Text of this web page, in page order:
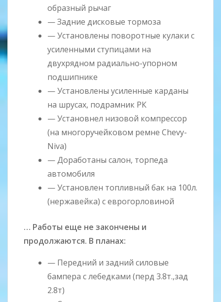
образный рычаг
— Задние дисковые тормоза
— Установлены поворотные кулаки с
усиленными ступицами на
двухрядном радиально-упорном
подшипнике
— Установлены усиленные карданы
на шрусах, подрамник РК
— Установнел низовой компрессор
(на многоручейковом ремне Chevy-
Niva)
— Доработаны салон, торпеда
автомобиля
— Установлен топливный бак на 100л.
(нержавейка) с еврогорловиной
… Работы еще не закончены и
продолжаются. В планах:
— Передний и задний силовые
бампера с лебедками (перд 3.8т.,зад
2.8т)